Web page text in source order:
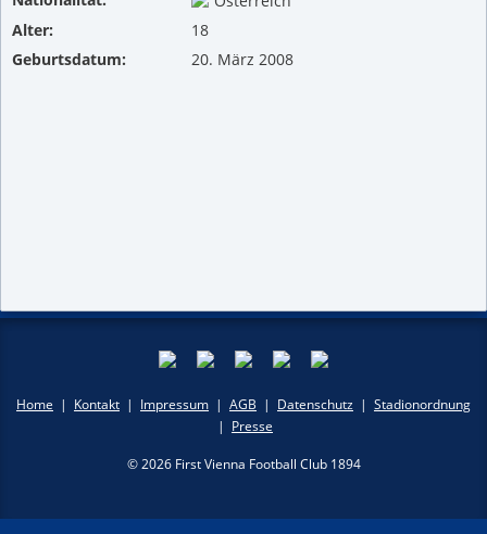
Alter:
18
Geburtsdatum:
20. März 2008
Home | Kontakt | Impressum | AGB | Datenschutz | Stadionordnung
| Presse
© 2026 First Vienna Football Club 1894